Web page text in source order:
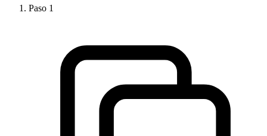
Paso 1